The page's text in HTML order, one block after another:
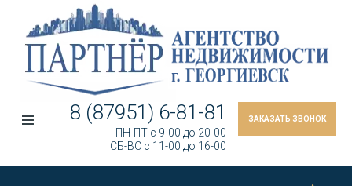
ЗАКАЗАТЬ ЗВОНОК
8 (87951) 6-81-81
ПН-ПТ c 9-00 до 20-00
СБ-ВС c 11-00 до 16-00